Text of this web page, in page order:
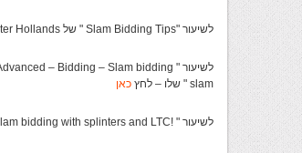
לשיעור "Slam Bidding Tips " של Peter Hollands – לחץ
לשיעור " Advanced – Bidding – Slam bidding " של Milan Macura – לחץ
slam " שלו – לחץ
כאן
לשיעור " !Slam bidding with splinters and LTC " של Lance Shull – לחץ